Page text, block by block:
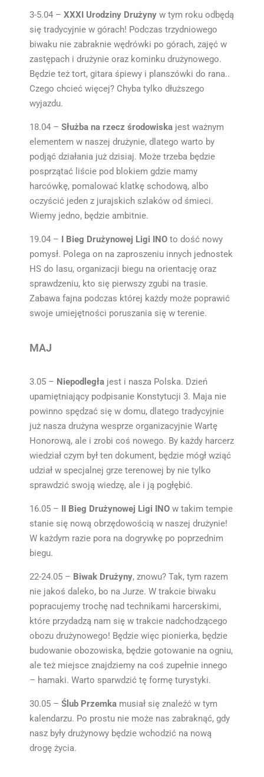
3-5.04 – XXXI Urodziny Drużyny w tym roku odbędą
się tradycyjnie w górach! Podczas trzydniowego
biwaku nie zabraknie wędrówki po górach, zajęć w
zastępach i drużynie oraz kominku drużynowego.
Będzie też tort, gitara śpiewy i planszówki do rana..
Czego chcieć więcej? Chyba tylko dłuższego
wyjazdu.
18.04 – Służba na rzecz środowiska jest ważnym
elementem w naszej drużynie, dlatego warto by
podjąć działania już dzisiaj. Może trzeba będzie
posprzątać liście pod blokiem gdzie mamy
harcówkę, pomalować klatkę schodową, albo
oczyścić jeden z jurajskich szlaków od śmieci.
Wiemy jedno, będzie ambitnie.
19.04 – I Bieg Drużynowej Ligi INO to dość nowy
pomysł. Polega on na zaproszeniu innych jednostek
HS do lasu, organizacji biegu na orientację oraz
sprawdzeniu, kto się pierwszy zgubi na trasie.
Zabawa fajna podczas której każdy może poprawić
swoje umiejętności poruszania się w terenie.
MAJ
3.05 – Niepodległa jest i nasza Polska. Dzień
upamiętniający podpisanie Konstytucji 3. Maja nie
powinno spędzać się w domu, dlatego tradycyjnie
już nasza drużyna wesprze organizacyjnie Wartę
Honorową, ale i zrobi coś nowego. By każdy harcerz
wiedział czym był ten dokument, będzie mógł wziąć
udział w specjalnej grze terenowej by nie tylko
sprawdzić swoją wiedzę, ale i ją pogłębić.
16.05 – II Bieg Drużynowej Ligi INO w takim tempie
stanie się nową obrzędowością w naszej drużynie!
W każdym razie pora na dogrywkę po poprzednim
biegu.
22-24.05 – Biwak Drużyny, znowu? Tak, tym razem
nie jakoś daleko, bo na Jurze. W trakcie biwaku
popracujemy trochę nad technikami harcerskimi,
które przydadzą nam się w trakcie nadchodzącego
obozu drużynowego! Będzie więc pionierka, będzie
budowanie obozowiska, będzie gotowanie na ogniu,
ale też miejsce znajdziemy na coś zupełnie innego
– hamaki. Warto sparwdzić tę formę turystyki.
30.05 – Ślub Przemka musiał się znaleźć w tym
kalendarzu. Po prostu nie może nas zabraknąć, gdy
nasz były drużynowy będzie wchodzić na nową
drogę życia.